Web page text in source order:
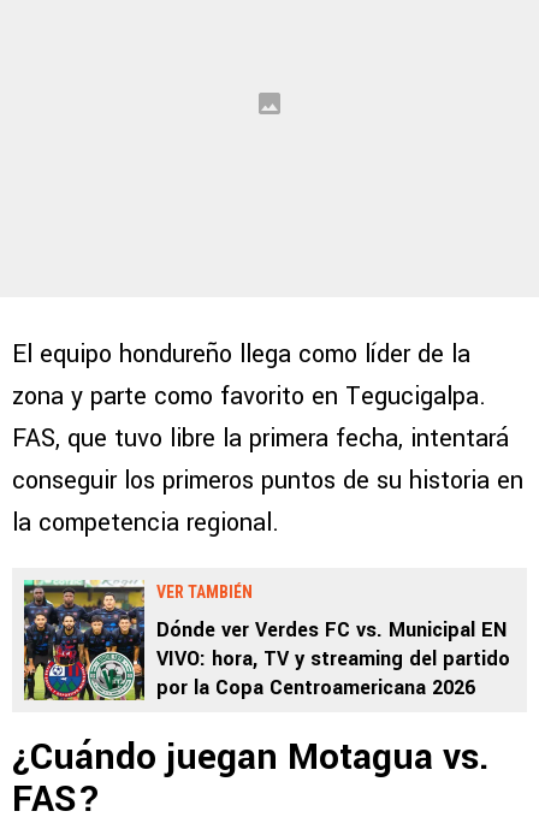
El equipo hondureño llega como líder de la
zona y parte como favorito en Tegucigalpa.
FAS, que tuvo libre la primera fecha, intentará
conseguir los primeros puntos de su historia en
la competencia regional.
VER TAMBIÉN
Dónde ver Verdes FC vs. Municipal EN
VIVO: hora, TV y streaming del partido
por la Copa Centroamericana 2026
¿Cuándo juegan Motagua vs.
FAS?